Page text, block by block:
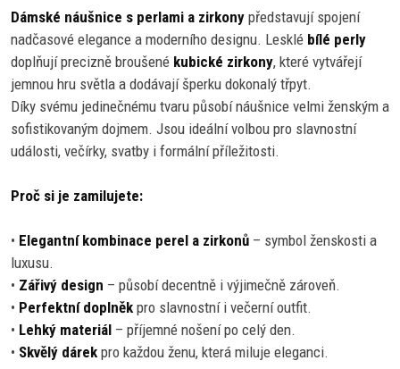
Dámské náušnice s perlami a zirkony představují spojení
nadčasové elegance a moderního designu. Lesklé bílé perly
doplňují precizně broušené kubické zirkony, které vytvářejí
jemnou hru světla a dodávají šperku dokonalý třpyt.
Díky svému jedinečnému tvaru působí náušnice velmi ženským a
sofistikovaným dojmem. Jsou ideální volbou pro slavnostní
události, večírky, svatby i formální příležitosti.
Proč si je zamilujete:
• Elegantní kombinace perel a zirkonů – symbol ženskosti a
luxusu.
• Zářivý design – působí decentně i výjimečně zároveň.
• Perfektní doplněk pro slavnostní i večerní outfit.
• Lehký materiál – příjemné nošení po celý den.
• Skvělý dárek pro každou ženu, která miluje eleganci.